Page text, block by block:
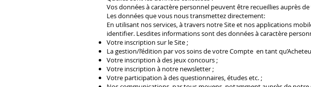
Vos données à caractère personnel peuvent être recueillies auprès
Les données que vous nous transmettez directement:
En utilisant nos services, à travers notre Site et nos applications
identifier. Lesdites informations sont des données à caractère
Votre inscription sur le Site ;
La gestion/l’édition par vos soins de votre Compte en tant
Votre inscription à des jeux concours ;
Votre inscription à notre newsletter ;
Votre participation à des questionnaires, études etc. ;